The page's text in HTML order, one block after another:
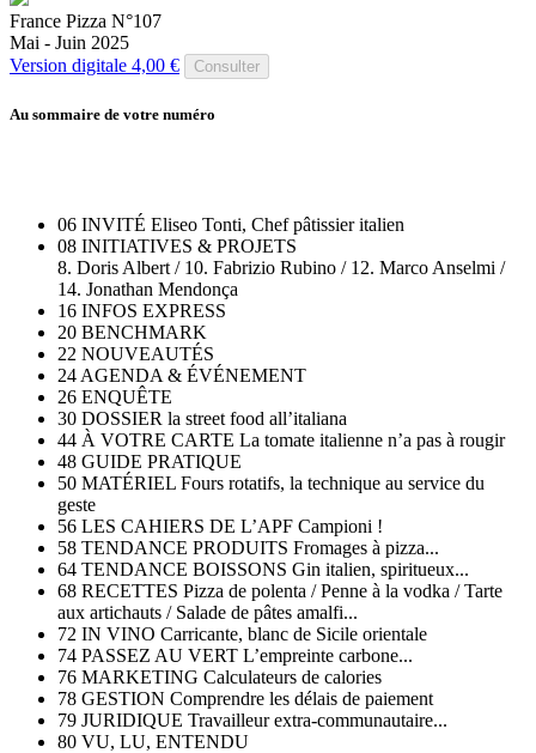
France Pizza N°107
Mai - Juin 2025
Version digitale 4,00 €
Consulter
Au sommaire de votre numéro
06 INVITÉ Eliseo Tonti, Chef pâtissier italien
08 INITIATIVES & PROJETS
8. Doris Albert / 10. Fabrizio Rubino / 12. Marco Anselmi /
14. Jonathan Mendonça
16 INFOS EXPRESS
20 BENCHMARK
22 NOUVEAUTÉS
24 AGENDA & ÉVÉNEMENT
26 ENQUÊTE
30 DOSSIER la street food all’italiana
44 À VOTRE CARTE La tomate italienne n’a pas à rougir
48 GUIDE PRATIQUE
50 MATÉRIEL Fours rotatifs, la technique au service du
geste
56 LES CAHIERS DE L’APF Campioni !
58 TENDANCE PRODUITS Fromages à pizza...
64 TENDANCE BOISSONS Gin italien, spiritueux...
68 RECETTES Pizza de polenta / Penne à la vodka / Tarte
aux artichauts / Salade de pâtes amalfi...
72 IN VINO Carricante, blanc de Sicile orientale
74 PASSEZ AU VERT L’empreinte carbone...
76 MARKETING Calculateurs de calories
78 GESTION Comprendre les délais de paiement
79 JURIDIQUE Travailleur extra-communautaire...
80 VU, LU, ENTENDU